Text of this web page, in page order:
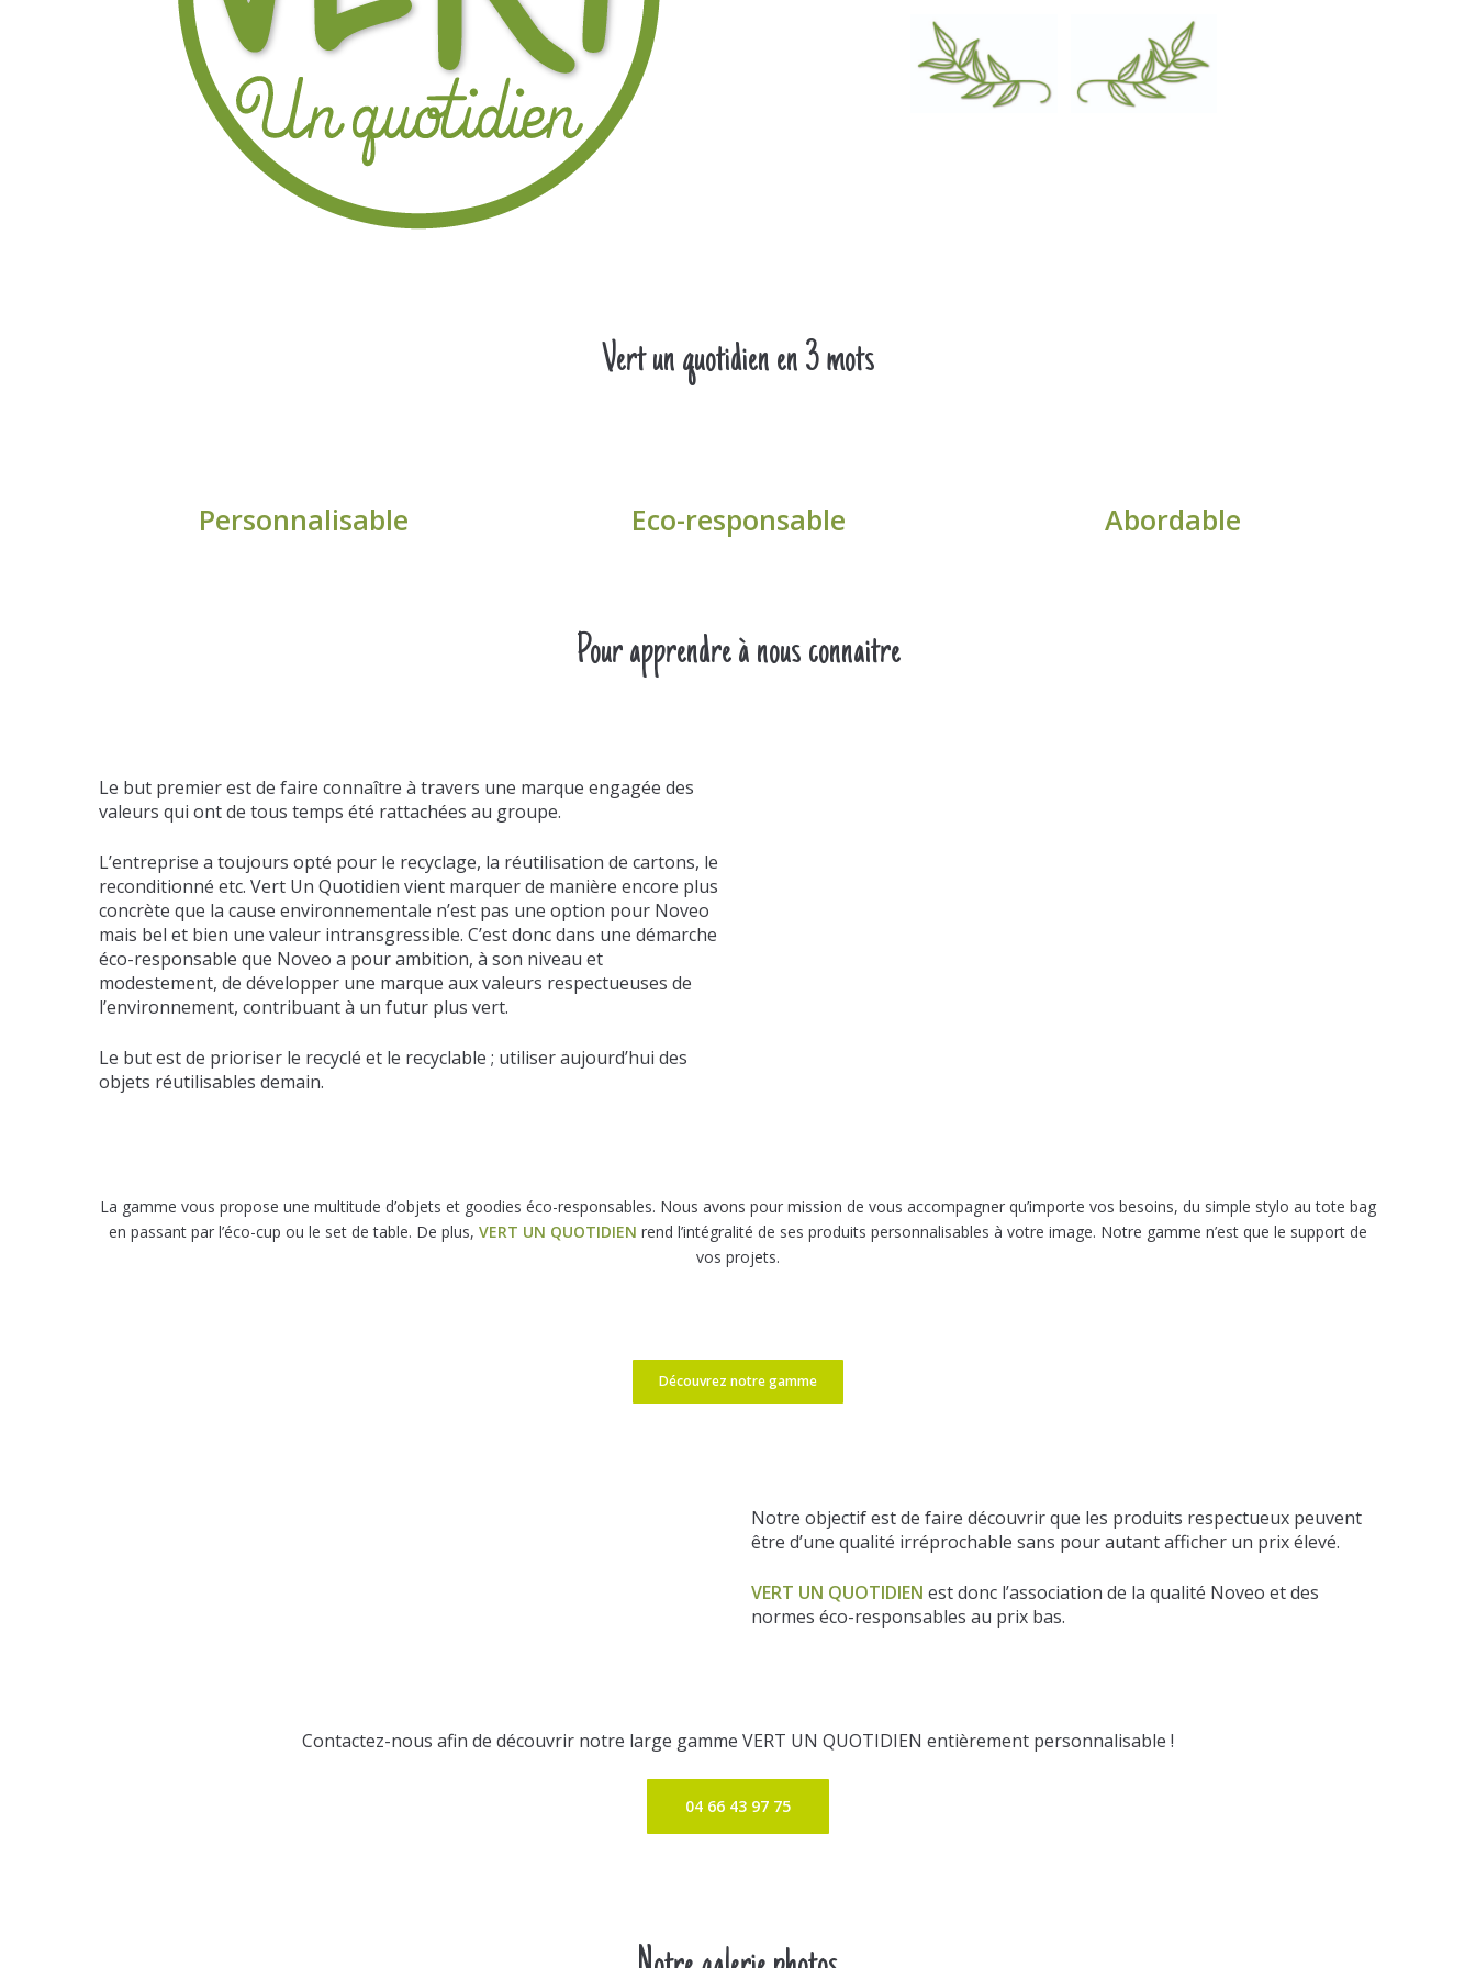
Hit enter to search or ESC to close
Vert un quotidien en 3 mots
Personnalisable Eco-responsable Abordable
Pour apprendre à nous connaitre
Le but premier est de faire connaître à travers une marque engagée des
valeurs qui ont de tous temps été rattachées au groupe.
L’entreprise a toujours opté pour le recyclage, la réutilisation de cartons, le
reconditionné etc. Vert Un Quotidien vient marquer de manière encore plus
concrète que la cause environnementale n’est pas une option pour Noveo
mais bel et bien une valeur intransgressible. C’est donc dans une démarche
éco-responsable que Noveo a pour ambition, à son niveau et
modestement, de développer une marque aux valeurs respectueuses de
l’environnement, contribuant à un futur plus vert.
Le but est de prioriser le recyclé et le recyclable ; utiliser aujourd’hui des
objets réutilisables demain.
La gamme vous propose une multitude d’objets et goodies éco-responsables. Nous avons pour mission de vous accompagner qu’importe vos besoins, du simple stylo au tote bag
en passant par l’éco-cup ou le set de table. De plus, VERT UN QUOTIDIEN rend l’intégralité de ses produits personnalisables à votre image. Notre gamme n’est que le support de
vos projets.
Découvrez notre gamme
Notre objectif est de faire découvrir que les produits respectueux peuvent
être d’une qualité irréprochable sans pour autant afficher un prix élevé.
VERT UN QUOTIDIEN est donc l’association de la qualité Noveo et des
normes éco-responsables au prix bas.
Contactez-nous afin de découvrir notre large gamme VERT UN QUOTIDIEN entièrement personnalisable !
04 66 43 97 75